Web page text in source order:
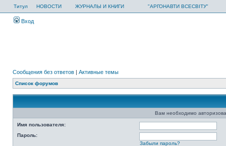
Титул НОВОСТИ ЖУРНАЛЫ И КНИГИ "АРГОНАВТИ ВСЕСВІТУ"
Вход
Сообщения без ответов | Активные темы
Список форумов
Вам необходимо
Имя пользователя:
Пароль:
Забыли пароль?